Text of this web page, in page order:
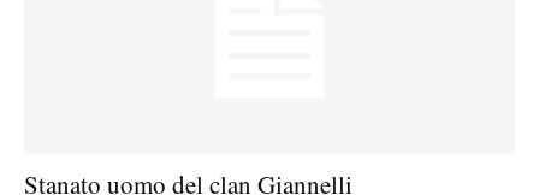
Stanato uomo del clan Giannelli